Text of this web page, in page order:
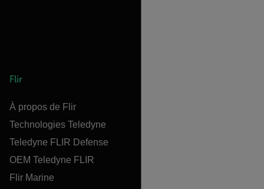
Flir
À propos de Flir
Technologies Teledyne
Teledyne FLIR Defense
OEM Teledyne FLIR
Flir Marine